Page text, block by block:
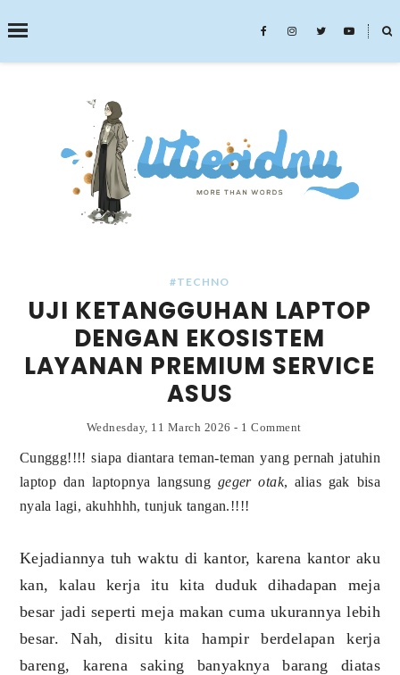
˟
SEARCH THIS BLOG
#TECHNO
UJI KETANGGUHAN LAPTOP
DENGAN EKOSISTEM
LAYANAN PREMIUM SERVICE
ASUS
Wednesday, 11 March 2026- 1 Comment
Cunggg!!!! siapa diantara teman-teman yang pernah jatuhin
laptop dan laptopnya langsung geger otak, alias gak bisa
nyala lagi, akuhhhh, tunjuk tangan.!!!!
Kejadiannya tuh waktu di kantor, karena kantor aku
kan, kalau kerja itu kita duduk dihadapan meja
besar jadi seperti meja makan cuma ukurannya lebih
besar. Nah, disitu kita hampir berdelapan kerja
bareng, karena saking banyaknya barang diatas